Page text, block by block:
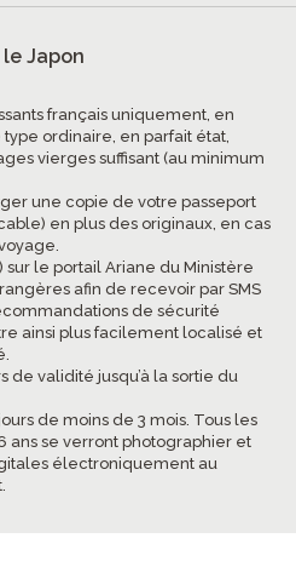
Japon
français uniquement, en
type ordinaire, en parfait état,
vierges suffisant (au minimum
une copie de votre passeport
en plus des originaux, en cas
le portail Ariane du Ministère
afin de recevoir par SMS
de sécurité
ainsi plus facilement localisé et
de validité jusqu’à la sortie du
de moins de 3 mois. Tous les
ans se verront photographier et
électroniquement au